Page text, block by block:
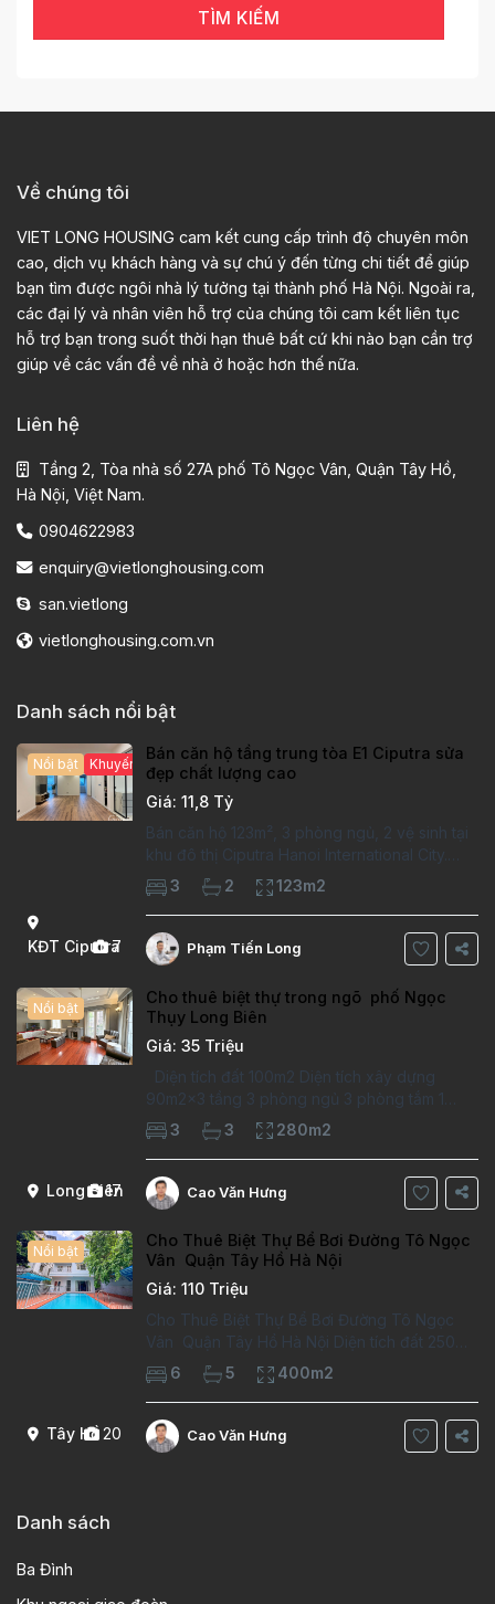
TÌM KIẾM
Về chúng tôi
VIET LONG HOUSING cam kết cung cấp trình độ chuyên môn
cao, dịch vụ khách hàng và sự chú ý đến từng chi tiết để giúp
bạn tìm được ngôi nhà lý tưởng tại thành phố Hà Nội. Ngoài ra,
các đại lý và nhân viên hỗ trợ của chúng tôi cam kết liên tục
hỗ trợ bạn trong suốt thời hạn thuê bất cứ khi nào bạn cần trợ
giúp về các vấn đề về nhà ở hoặc hơn thế nữa.
Liên hệ
Tầng 2, Tòa nhà số 27A phố Tô Ngọc Vân, Quận Tây Hồ,
Hà Nội, Việt Nam.
0904622983
enquiry@vietlonghousing.com
san.vietlong
vietlonghousing.com.vn
Danh sách nổi bật
KĐT Ciputra
7
Nổi bật Khuyến mại hấp dẫn
Bán căn hộ tầng trung tòa E1 Ciputra sửa
đẹp chất lượng cao
Giá: 11,8 Tỷ
Bán căn hộ 123m², 3 phòng ngủ, 2 vệ sinh tại
khu đô thị Ciputra Hanoi International City.
Căn hộ đã sửa mới kỹ, chất lượng cao, sàn
gỗ, bếp hiện đại, không gian thoáng sáng.
Thông tin căn hộ: Diện tích:
3 2 123m2
Phạm Tiến Long
Long Biên
17
Nổi bật
Cho thuê biệt thự trong ngõ phố Ngọc
Thụy Long Biên
Giá: 35 Triệu
Diện tích đất 100m2 Diện tích xây dựng
90m2x3 tầng 3 phòng ngủ 3 phòng tắm 1
phòng làm việc Vị trí ý tưởng 10 phút đi bộ tới
trường việt pháp Ngôi nhà được thiết kế theo
kiểu phát cổ,trong khu dân
3 3 280m2
Cao Văn Hưng
Tây Hồ20
Nổi bật
Cho Thuê Biệt Thự Bể Bơi Đường Tô Ngọc
Vân Quận Tây Hồ Hà Nội
Giá: 110 Triệu
Cho Thuê Biệt Thự Bể Bơi Đường Tô Ngọc
Vân Quận Tây Hồ Hà Nội Diện tích đất 250m2
Diện tích xây dựng 100m2 Xây 4 tầng, 6
phòng ngủ 5 phòng tắm Tầng 1, , phòng
khách , phòng bếp-1wc Tầng 2, 2 phòng
6 5 400m2
Cao Văn Hưng
Danh sách
Ba Đình